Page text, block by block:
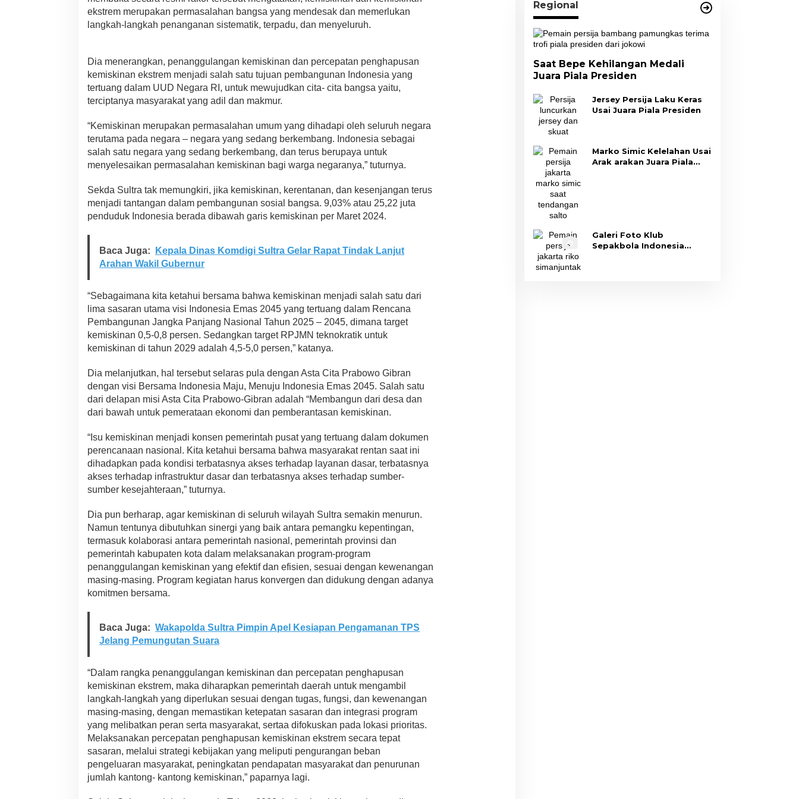
s
t
m
d
B
u
i
A
o
a
ekstrem merupakan permasalahan bangsa yang mendesak dan memerlukan
langkah-langkah penanganan sistematik, terpadu, dan menyeluruh.
Dia menerangkan, penanggulangan kemiskinan dan percepatan penghapusan
kemiskinan ekstrem menjadi salah satu tujuan pembangunan Indonesia yang
tertuang dalam UUD Negara RI, untuk mewujudkan cita- cita bangsa yaitu,
terciptanya masyarakat yang adil dan makmur.
“Kemiskinan merupakan permasalahan umum yang dihadapi oleh seluruh negara
terutama pada negara – negara yang sedang berkembang. Indonesia sebagai
salah satu negara yang sedang berkembang, dan terus berupaya untuk
menyelesaikan permasalahan kemiskinan bagi warga negaranya,” tuturnya.
Sekda Sultra tak memungkiri, jika kemiskinan, kerentanan, dan kesenjangan terus
menjadi tantangan dalam pembangunan sosial bangsa. 9,03% atau 25,22 juta
penduduk Indonesia berada dibawah garis kemiskinan per Maret 2024.
Baca Juga:
Kepala Dinas Komdigi Sultra Gelar Rapat Tindak Lanjut
Arahan Wakil Gubernur
“Sebagaimana kita ketahui bersama bahwa kemiskinan menjadi salah satu dari
lima sasaran utama visi Indonesia Emas 2045 yang tertuang dalam Rencana
Pembangunan Jangka Panjang Nasional Tahun 2025 – 2045, dimana target
kemiskinan 0,5-0,8 persen. Sedangkan target RPJMN teknokratik untuk
kemiskinan di tahun 2029 adalah 4,5-5,0 persen,” katanya.
Dia melanjutkan, hal tersebut selaras pula dengan Asta Cita Prabowo Gibran
dengan visi Bersama Indonesia Maju, Menuju Indonesia Emas 2045. Salah satu
dari delapan misi Asta Cita Prabowo-Gibran adalah “Membangun dari desa dan
dari bawah untuk pemerataan ekonomi dan pemberantasan kemiskinan.
“Isu kemiskinan menjadi konsen pemerintah pusat yang tertuang dalam dokumen
perencanaan nasional. Kita ketahui bersama bahwa masyarakat rentan saat ini
dihadapkan pada kondisi terbatasnya akses terhadap layanan dasar, terbatasnya
akses terhadap infrastruktur dasar dan terbatasnya akses terhadap sumber-
sumber kesejahteraan,” tuturnya.
Dia pun berharap, agar kemiskinan di seluruh wilayah Sultra semakin menurun.
Namun tentunya dibutuhkan sinergi yang baik antara pemangku kepentingan,
termasuk kolaborasi antara pemerintah nasional, pemerintah provinsi dan
pemerintah kabupaten kota dalam melaksanakan program-program
penanggulangan kemiskinan yang efektif dan efisien, sesuai dengan kewenangan
masing-masing. Program kegiatan harus konvergen dan didukung dengan adanya
komitmen bersama.
Baca Juga: Wakapolda Sultra Pimpin Apel Kesiapan Pengamanan TPS
Jelang Pemungutan Suara
“Dalam rangka penanggulangan kemiskinan dan percepatan penghapusan
kemiskinan ekstrem, maka diharapkan pemerintah daerah untuk mengambil
langkah-langkah yang diperlukan sesuai dengan tugas, fungsi, dan kewenangan
masing-masing, dengan memastikan ketepatan sasaran dan integrasi program
yang melibatkan peran serta masyarakat, sertaa difokuskan pada lokasi prioritas.
Melaksanakan percepatan penghapusan kemiskinan ekstrem secara tepat
sasaran, melalui strategi kebijakan yang meliputi pengurangan beban
pengeluaran masyarakat, peningkatan pendapatan masyarakat dan penurunan
jumlah kantong- kantong kemiskinan,” paparnya lagi.
Regional
Saat Bepe Kehilangan Medali
Juara Piala Presiden
Jersey Persija Laku Keras
Usai Juara Piala Presiden
Marko Simic Kelelahan Usai
Arak arakan Juara Piala
Galeri Foto Klub
Sepakbola Indonesia